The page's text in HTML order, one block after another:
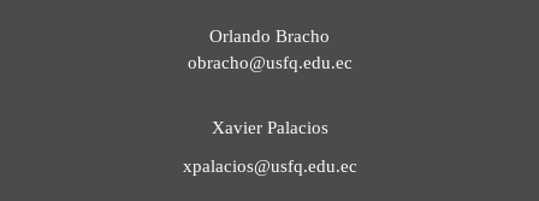
Orlando Bracho
obracho@usfq.edu.ec
Xavier Palacios
xpalacios@usfq.edu.ec